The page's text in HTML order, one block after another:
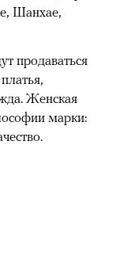
Шанхае,
продаваться
Женская
марки: